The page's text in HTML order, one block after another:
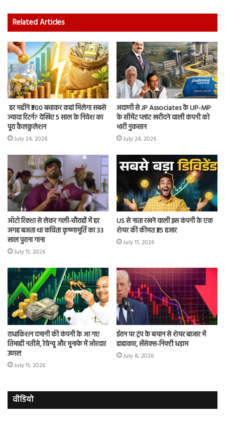
Related Articles
हर महीने ₹500 बचाकर कहां मिलेगा सबसे
ज्यादा रिटर्न? देखिए 5 साल के निवेश का
पूरा कैलकुलेशन
July 24, 2026
अदाणी से JP Associates के UP-MP
के सीमेंट प्लांट खरीदने वाली कंपनी को
भारी नुकसान
July 24, 2026
ऑटो रिक्शा से लेकर गली-चौराहों में हर
जगह बजता था कविता कृष्णामूर्ति का 33
साल पुराना गाना
July 11, 2026
US से नाता रखने वाली इस कंपनी के एक
शेयर की कीमत ₹35 हजार
July 11, 2026
राधाकिशन दमानी की कंपनी के आ गए
तिमाही नतीजे, रेवेन्यू और मूनाफे में जोरदार
उछाल
July 11, 2026
ईरान पर ट्रंप के बयान से शेयर बाजार में
हाहाकार, सेंसेक्स-निफ्टी धड़ाम
July 8, 2026
वीडियो